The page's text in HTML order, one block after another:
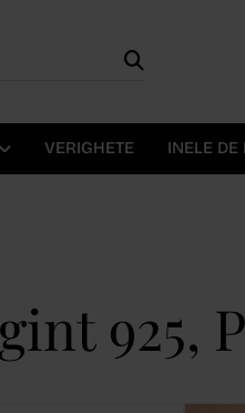
VERIGHETE INELE DE
925,